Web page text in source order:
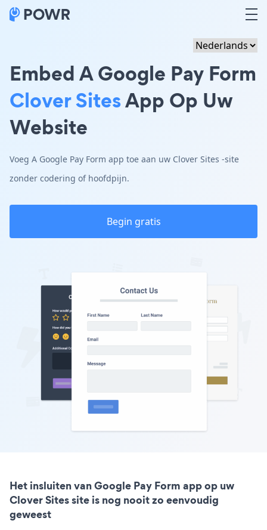
Embed A Google Pay Form
Clover SitesApp Op Uw
Website
Voeg A Google Pay Form app toe aan uw Clover Sites -site
zonder codering of hoofdpijn.
Begin gratis
Het insluiten van Google Pay Form app op uw
Clover Sites site is nog nooit zo eenvoudig
geweest